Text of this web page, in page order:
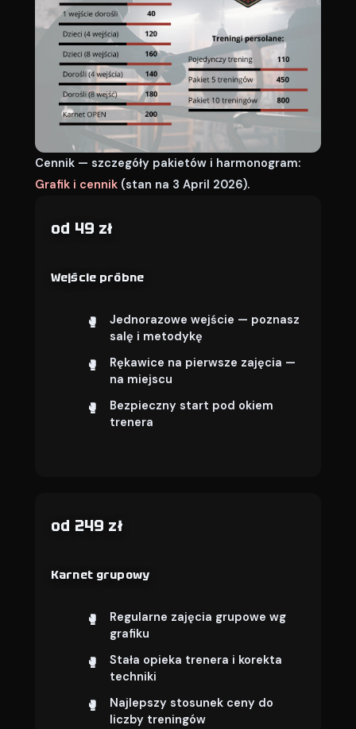
Cennik — szczegóły pakietów i harmonogram:
Grafik i cennik (stan na 3 April 2026).
od 49 zł
Wejście próbne
Jednorazowe wejście — poznasz
salę i metodykę
Rękawice na pierwsze zajęcia —
na miejscu
Bezpieczny start pod okiem
trenera
od 249 zł
Karnet grupowy
Regularne zajęcia grupowe wg
grafiku
Stała opieka trenera i korekta
techniki
Najlepszy stosunek ceny do
liczby treningów